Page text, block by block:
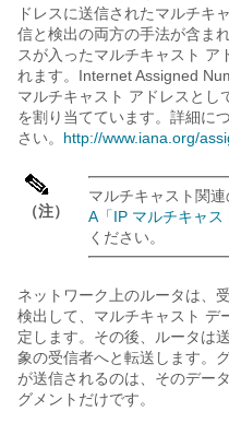
ドレスに送信されたマルチキ
信と検出の両方の手法が含ま
スが入ったマルチキャスト ア
れます。Internet Assigned
マルチキャスト アドレスと
を割り当てています。詳細に
さい。 http:/​/​www.iana.org/​
（注）
マルチキャスト関連
A「IP マルチキャス
ください。
ネットワーク上のルータは、
検出して、マルチキャスト デ
定します。その後、ルータは
象の受信者へと転送します。
が送信されるのは、そのデー
グメントだけです。